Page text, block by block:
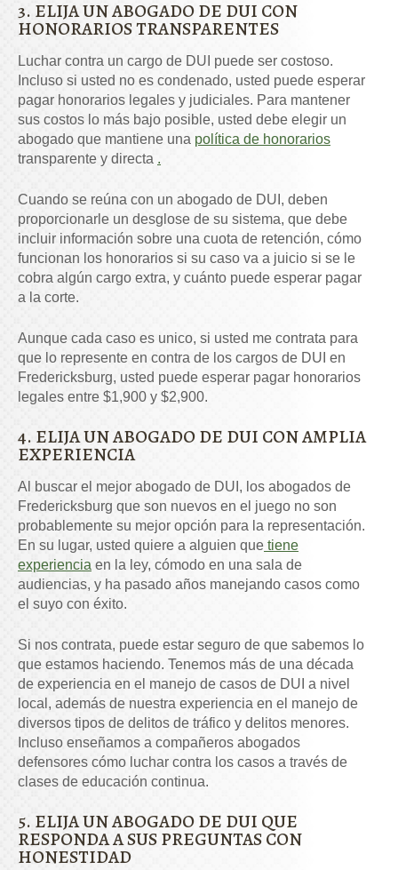
3. ELIJA UN ABOGADO DE DUI CON
HONORARIOS TRANSPARENTES
Luchar contra un cargo de DUI puede ser costoso.
Incluso si usted no es condenado, usted puede esperar
pagar honorarios legales y judiciales. Para mantener
sus costos lo más bajo posible, usted debe elegir un
abogado que mantiene una política de honorarios
transparente y directa .
Cuando se reúna con un abogado de DUI, deben
proporcionarle un desglose de su sistema, que debe
incluir información sobre una cuota de retención, cómo
funcionan los honorarios si su caso va a juicio si se le
cobra algún cargo extra, y cuánto puede esperar pagar
a la corte.
Aunque cada caso es unico, si usted me contrata para
que lo represente en contra de los cargos de DUI en
Fredericksburg, usted puede esperar pagar honorarios
legales entre $1,900 y $2,900.
4. ELIJA UN ABOGADO DE DUI CON AMPLIA
EXPERIENCIA
Al buscar el mejor abogado de DUI, los abogados de
Fredericksburg que son nuevos en el juego no son
probablemente su mejor opción para la representación.
En su lugar, usted quiere a alguien que tiene
experiencia en la ley, cómodo en una sala de
audiencias, y ha pasado años manejando casos como
el suyo con éxito.
Si nos contrata, puede estar seguro de que sabemos lo
que estamos haciendo. Tenemos más de una década
de experiencia en el manejo de casos de DUI a nivel
local, además de nuestra experiencia en el manejo de
diversos tipos de delitos de tráfico y delitos menores.
Incluso enseñamos a compañeros abogados
defensores cómo luchar contra los casos a través de
clases de educación continua.
5. ELIJA UN ABOGADO DE DUI QUE
RESPONDA A SUS PREGUNTAS CON
HONESTIDAD